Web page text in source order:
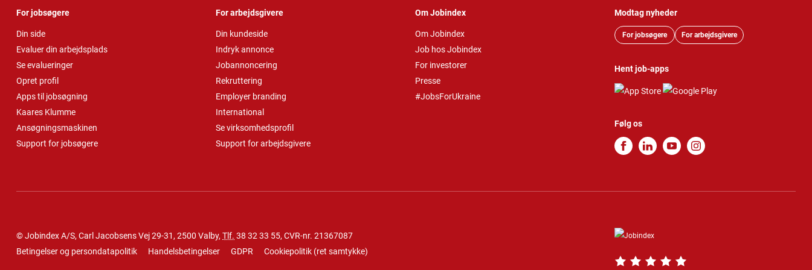
For jobsøgere
Din side
Evaluer din arbejdsplads
Se evalueringer
Opret profil
Apps til jobsøgning
Kaares Klumme
Ansøgningsmaskinen
Support for jobsøgere
For arbejdsgivere
Din kundeside
Indryk annonce
Jobannoncering
Rekruttering
Employer branding
International
Se virksomhedsprofil
Support for arbejdsgivere
Om Jobindex
Om Jobindex
Job hos Jobindex
For investorer
Presse
#JobsForUkraine
Modtag nyheder
For jobsøgere For arbejdsgivere
Hent job-apps
Følg os
© Jobindex A/S, Carl Jacobsens Vej 29-31, 2500 Valby, Tlf. 38 32 33 55, CVR-nr. 21367087
Betingelser og persondatapolitik
Handelsbetingelser GDPR Cookiepolitik (ret samtykke)